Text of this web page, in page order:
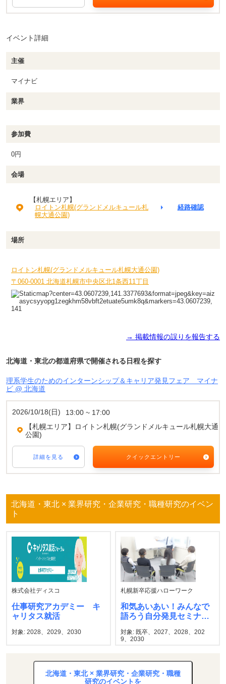
イベント詳細
主催
マイナビ
業界
参加費
0円
会場
【札幌エリア】
ロイトン札幌(グランドメルキュール札
幌大通公園)
経路確認
場所
ロイトン札幌(グランドメルキュール札幌大通公園)
〒060-0001 北海道札幌市中央区北1条西11丁目
→ 掲載情報の誤りを報告する
北海道・東北の都道府県で開催される日程を探す
理系学生のためのインターンシップ＆キャリア発見フェア マイナ
ビ @ 北海道
2026/10/18(日)
13:00 ~ 17:00
【札幌エリア】ロイトン札幌(グランドメルキュール札幌大通
公園)
詳細を見る クイックエントリー
北海道・東北 × 業界研究・企業研究・職種研究のイベン
ト
株式会社ディスコ
仕事研究アカデミー キ
ャリタス就活
対象: 2028、2029、2030
札幌新卒応援ハローワーク
和気あいあい！みんなで
語ろう自分発見セミナ
ワーク
対象: 既卒、2027、2028、202
9、2030
北海道・東北 × 業界研究・企業研究・職種
研究のイベントを